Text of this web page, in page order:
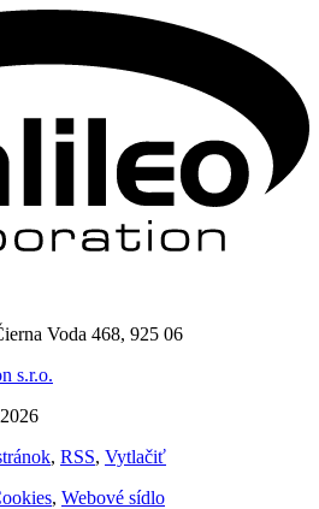
Voda 468, 925 06
s.r.o.
, RSS, Vytlačiť
, Webové sídlo